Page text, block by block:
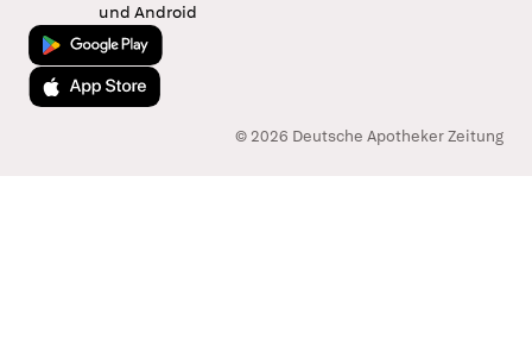
und Android
Jetzt bei Google Play
Laden im App Store
© 2026 Deutsche Apotheker Zeitung